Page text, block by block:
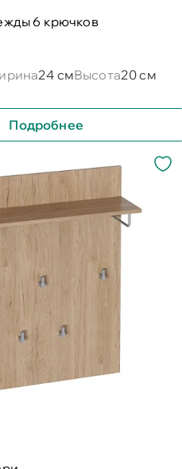
6 крючков
24 смВысота20 см
Подробнее